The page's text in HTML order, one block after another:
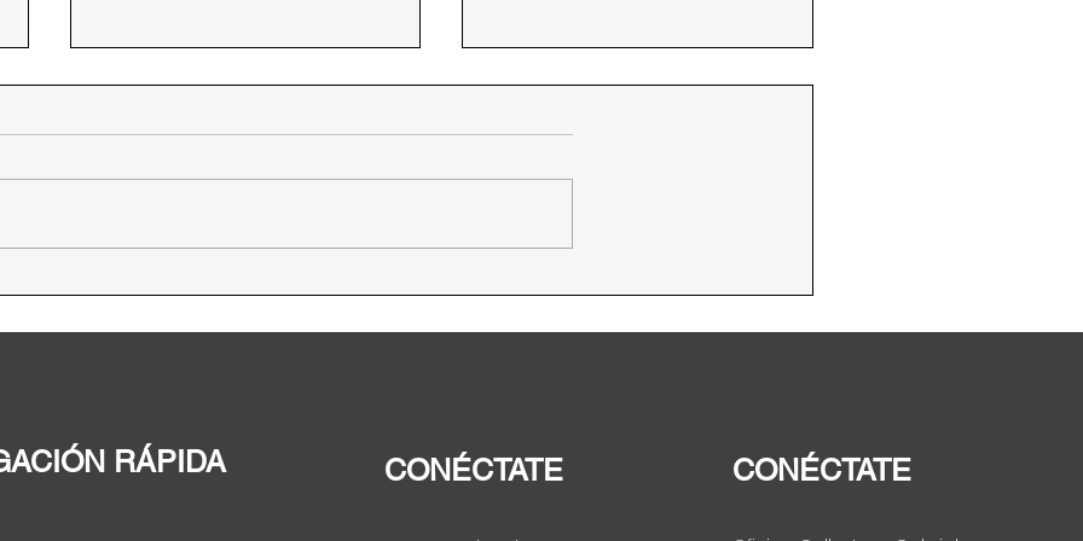
MENSAJE DE NAVIDAD
Estos días de navidad y llegada
amistades, de...
Alimentación en lo más alto
RÁPIDA CONÉCTATE CONÉCTATE